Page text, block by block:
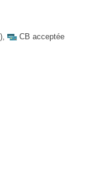
, CB acceptée